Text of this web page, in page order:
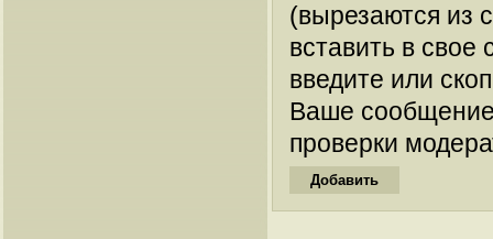
(вырезаются из
вставить в
введите или
Ваше
проверки